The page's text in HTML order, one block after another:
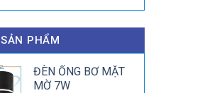
SẢN PHẨM
ĐÈN ỐNG BƠ MẶT
MỜ 7W